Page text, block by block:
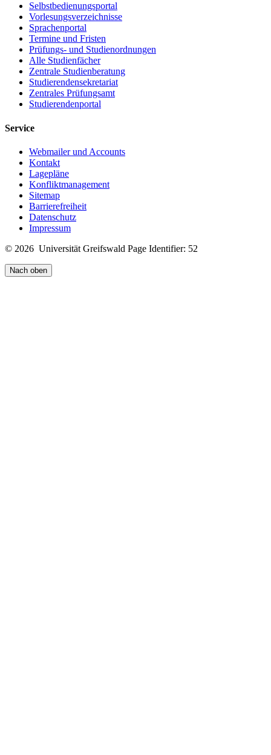
Selbstbedienungsportal
Vorlesungsverzeichnisse
Sprachenportal
Termine und Fristen
Prüfungs- und Studienordnungen
Alle Studienfächer
Zentrale Studienberatung
Studierendensekretariat
Zentrales Prüfungsamt
Studierendenportal
Service
Webmailer und Accounts
Kontakt
Lagepläne
Konfliktmanagement
Sitemap
Barrierefreiheit
Datenschutz
Impressum
© 2026 Universität Greifswald Page Identifier: 52
Nach oben